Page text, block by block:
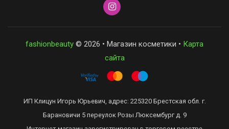
fashionbeauty © 2026 • Магазин косметики • Карта
сайта
ИП Клицун Игорь Юрьевич, адрес: 225320 Брестская обл. г.
Барановичи 5 переулок Розы Люксембург д. 9